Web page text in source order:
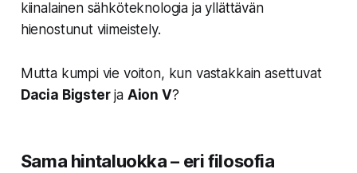
kiinalainen sähköteknologia ja yllättävän
hienostunut viimeistely.
Mutta kumpi vie voiton, kun vastakkain asettuvat
Dacia Bigsterja Aion V?
Sama hintaluokka – eri filosofia